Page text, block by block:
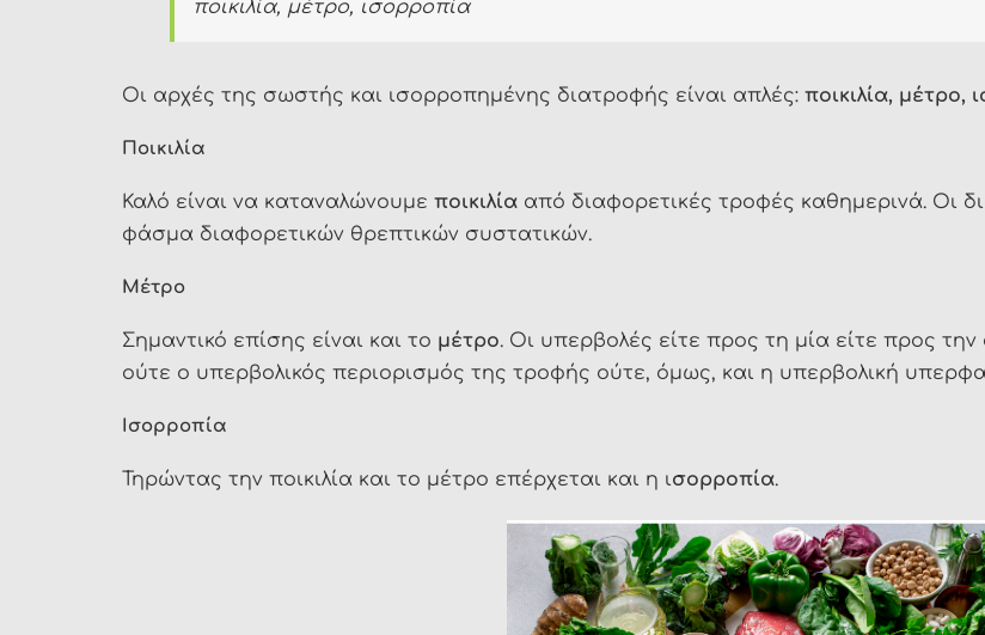
ποικιλία, μέτρο, ισορροπία
Οι αρχές της σωστής και ισορροπημένης διατροφής είναι απλές: ποικιλία, μέτρο,
Ποικιλία
Καλό είναι να καταναλώνουμε ποικιλίααπό διαφορετικές τροφές καθημερινά. Οι
φάσμα διαφορετικών θρεπτικών συστατικών.
Μέτρο
Σημαντικό επίσης είναι και το μέτρο. Οι υπερβολές είτε προς τη μία είτε προς
ούτε ο υπερβολικός περιορισμός της τροφής ούτε, όμως, και η υπερβολική
Ισορροπία
Τηρώντας την ποικιλία και το μέτρο επέρχεται και η ισορροπία.